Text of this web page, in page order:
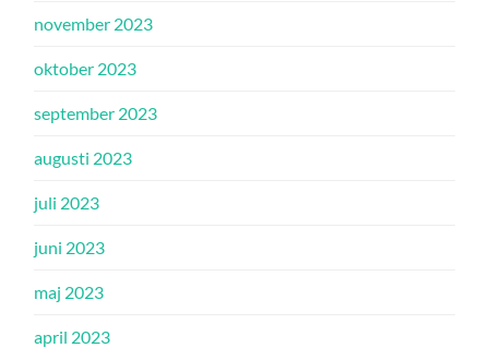
november 2023
oktober 2023
september 2023
augusti 2023
juli 2023
juni 2023
maj 2023
april 2023